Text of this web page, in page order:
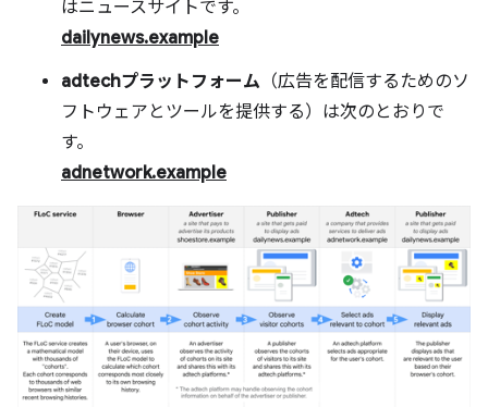
はニュースサイトです。
dailynews.example
adtechプラットフォーム （広告を配信するためのソ
フトウェアとツールを提供する）は次のとおりで
す。
adnetwork.example